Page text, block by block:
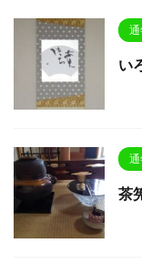
い
茶